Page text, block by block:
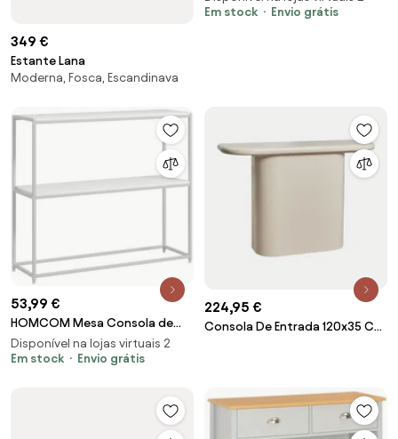
349 €
Estante Lana
Moderna, Fosca, Escandinava
Moderna com 3 Prateleiras
Em stock
Envio grátis
53,99 €
HOMCOM Mesa Consola de
Entrada Mesa de Entrada com
Estante Aberto e Estrutura de
100x30x87 cm Branco | Aosom
Disponível na lojas virtuais 2
Em stock
Envio grátis
224,95 €
Consola De Entrada 120x35 Cm